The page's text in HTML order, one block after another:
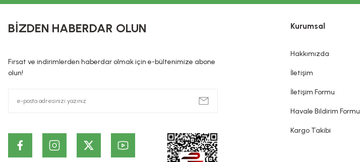
BİZDEN HABERDAR OLUN
Fırsat ve indirimlerden haberdar olmak için e-bültenimize abone
olun!
Kurumsal
Hakkımızda
İletişim
İletişim Formu
Havale Bildirim Formu
Kargo Takibi